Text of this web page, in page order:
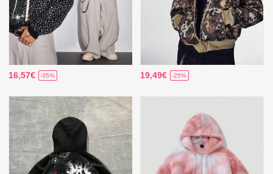
16,57€ -35% 19,49€ -25%